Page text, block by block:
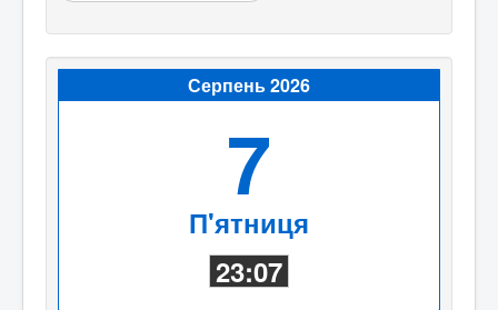
Серпень 2026
7
П'ятниця
23:07